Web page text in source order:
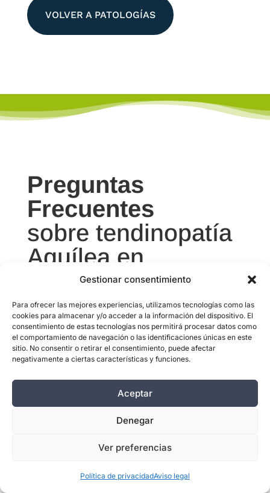
Gestionar consentimiento
Para ofrecer las mejores experiencias, utilizamos tecnologías como las
cookies para almacenar y/o acceder a la información del dispositivo. El
consentimiento de estas tecnologías nos permitirá procesar datos como
el comportamiento de navegación o las identificaciones únicas en este
sitio. No consentir o retirar el consentimiento, puede afectar
negativamente a ciertas características y funciones.
Aceptar
Denegar
Ver preferencias
Política de privacidadAviso legal
VOLVER A PATOLOGÍAS
Preguntas
Frecuentes
sobre tendinopatía
Aquílea en
Albacete.
¿La tendinopatía aquílea es lo mismo
que la tendinitis de Aquiles?
No exactamente. «Tendinitis» implica
inflamación aguda del tendón.
«Tendinopatía» es el término más
aguda como la degeneración crónica
crónicos son tendinosis sin inflamación